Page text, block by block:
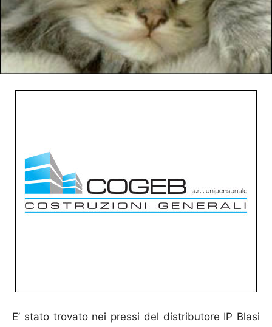
E’ stato trovato nei pressi del distributore IP Blasi